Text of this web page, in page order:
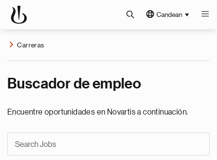
Candean
Carreras
Buscador de empleo
Encuentre oportunidades en Novartis a continuación.